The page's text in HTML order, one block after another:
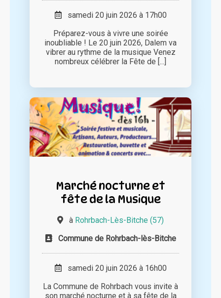
samedi 20 juin 2026 à 17h00
Préparez-vous à vivre une soirée
inoubliable ! Le 20 juin 2026, Dalem va
vibrer au rythme de la musique Venez
nombreux célébrer la Fête de [...]
Marché nocturne et
fête de la Musique
à Rohrbach-Lès-Bitche (57)
Commune de Rohrbach-lès-Bitche
samedi 20 juin 2026 à 16h00
La Commune de Rohrbach vous invite à
son marché nocturne et à sa fête de la